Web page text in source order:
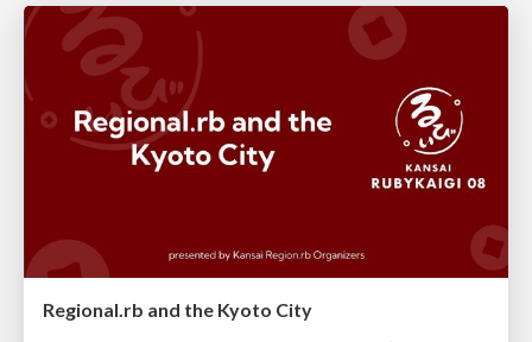
Regional.rb and the Kyoto City